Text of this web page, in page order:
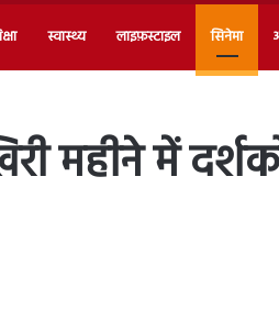
स्वास्थ्य लाइफ़स्टाइल सिनेमा
महीने में